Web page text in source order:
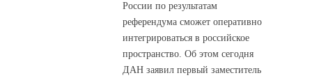
России по результатам
референдума сможет оперативно
интегрироваться в российское
пространство. Об этом сегодня
ДАН заявил первый заместитель